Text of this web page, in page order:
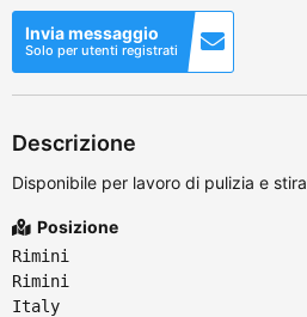
Invia messaggio
Solo per utenti registrati
Descrizione
Disponibile per lavoro di pulizia e
Posizione
Rimini
Rimini
Italy